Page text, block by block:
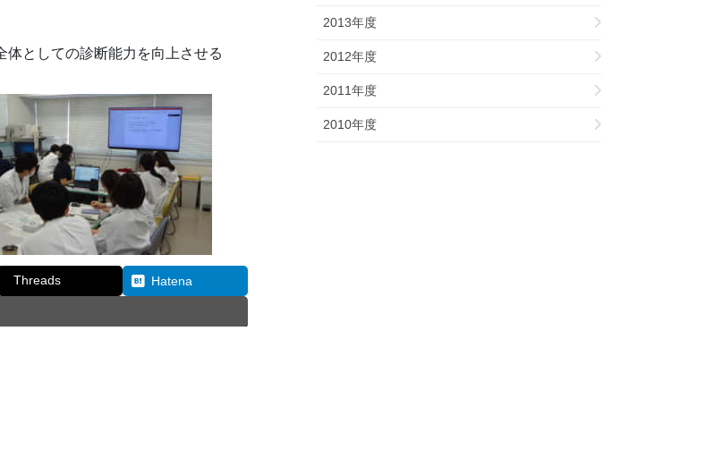
としての診断能力を向上させる
Threads Hatena
2013年度
2012年度
2011年度
2010年度